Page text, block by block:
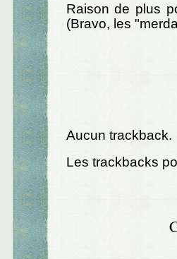
Raison de plus
(Bravo, les
Aucun trackback.
Les trackbacks